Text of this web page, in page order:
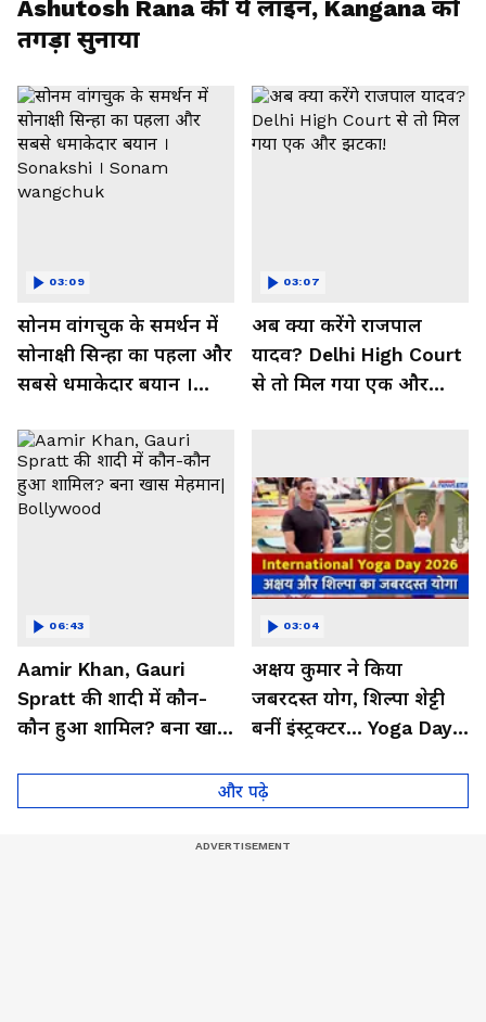
Ashutosh Rana की ये लाइन, Kangana को
तगड़ा सुनाया
सोनम वांगचुक के समर्थन में
सोनाक्षी सिन्हा का पहला और
सबसे धमाकेदार बयान ।
wangchuk
03:09
अब क्या करेंगे राजपाल
यादव? Delhi High Court
से तो मिल गया एक और
03:07
Aamir Khan, Gauri
Spratt की शादी में कौन-
कौन हुआ शामिल? बना खास
06:43
अक्षय कुमार ने किया
जबरदस्त योग, शिल्पा शेट्टी
बनीं इंस्ट्रक्टर... Yoga Day
03:04
और पढ़े